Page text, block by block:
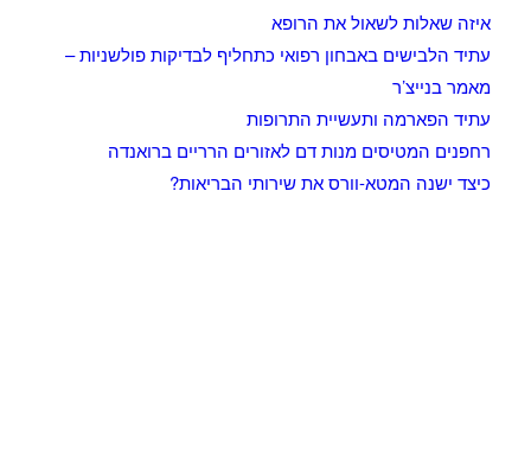
איזה שאלות לשאול את הרופא
עתיד הלבישים באבחון רפואי כתחליף לבדיקות פולשניות –
מאמר בנייצ’ר
עתיד הפארמה ותעשיית התרופות
רחפנים המטיסים מנות דם לאזורים הרריים ברואנדה
כיצד ישנה המטא-וורס את שירותי הבריאות?